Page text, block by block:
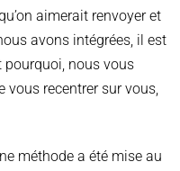
aimerait renvoyer et
avons intégrées, il est
pourquoi, nous vous
vous recentrer sur vous,
méthode a été mise au